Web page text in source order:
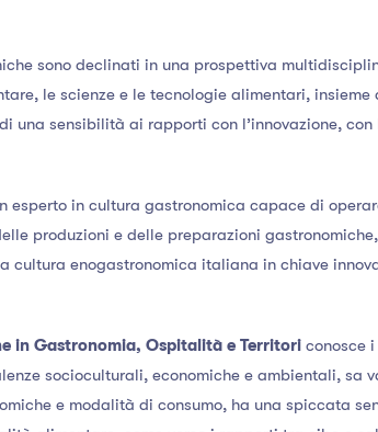
sono declinati in una prospettiva
le scienze e le tecnologie alimentari,
una sensibilità ai rapporti con l’innovazione, con
esperto in cultura gastronomica capace di
produzioni e delle preparazioni
cultura enogastronomica italiana in chiave
in Gastronomia, Ospitalità e Territori conosce
socioculturali, economiche e ambientali, sa
e modalità di consumo, ha una spiccata